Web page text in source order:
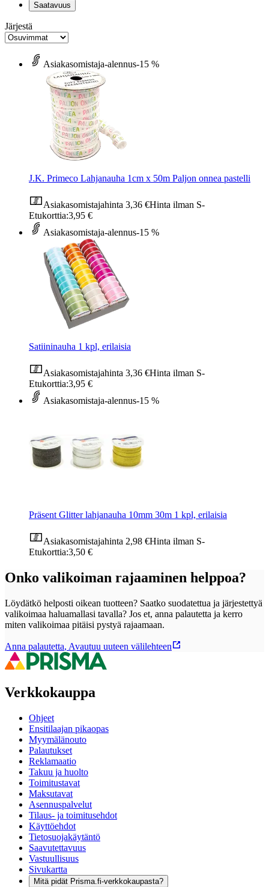
Saatavuus
Järjestä
Asiakasomistaja-alennus-15 %
J.K. Primeco Lahjanauha 1cm x 50m Paljon onnea pastelli
Asiakasomistajahinta 3,36 €Hinta ilman S-
Etukorttia:3,95 €
Asiakasomistaja-alennus-15 %
Satiininauha 1 kpl, erilaisia
Asiakasomistajahinta 3,36 €Hinta ilman S-
Etukorttia:3,95 €
Asiakasomistaja-alennus-15 %
Präsent Glitter lahjanauha 10mm 30m 1 kpl, erilaisia
Asiakasomistajahinta 2,98 €Hinta ilman S-
Etukorttia:3,50 €
Onko valikoiman rajaaminen helppoa?
Löydätkö helposti oikean tuotteen? Saatko suodatettua ja järjestettyä
valikoimaa haluamallasi tavalla? Jos et, anna palautetta ja kerro
miten valikoimaa pitäisi pystyä rajaamaan.
Anna palautetta, Avautuu uuteen välilehteen
Verkkokauppa
Ohjeet
Ensitilaajan pikaopas
Myymälänouto
Palautukset
Reklamaatio
Takuu ja huolto
Toimitustavat
Maksutavat
Asennuspalvelut
Tilaus- ja toimitusehdot
Käyttöehdot
Tietosuojakäytäntö
Saavutettavuus
Vastuullisuus
Sivukartta
Mitä pidät Prisma.fi-verkkokaupasta?